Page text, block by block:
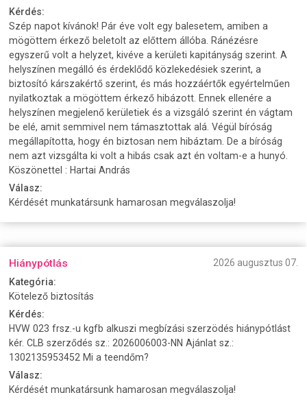
Kérdés:
Szép napot kívánok! Pár éve volt egy balesetem, amiben a
mögöttem érkező beletolt az előttem állóba. Ránézésre
egyszerű volt a helyzet, kivéve a kerületi kapitányság szerint. A
helyszínen megálló és érdeklődő közlekedésiek szerint, a
biztosító kárszakértő szerint, és más hozzáértők egyértelműen
nyilatkoztak a mögöttem érkező hibázott. Ennek ellenére a
helyszínen megjelenő kerületiek és a vizsgáló szerint én vágtam
be elé, amit semmivel nem támasztottak alá. Végül bíróság
megállapította, hogy én biztosan nem hibáztam. De a bíróság
nem azt vizsgálta ki volt a hibás csak azt én voltam-e a hunyó.
Köszönettel : Hartai András
Válasz:
Kérdését munkatársunk hamarosan megválaszolja!
Hiánypótlás
2026 augusztus 07.
Kategória:
Kötelező biztosítás
Kérdés:
HVW 023 frsz.-u kgfb alkuszi megbízási szerzödés hiánypótlást
kér. CLB szerződés sz.: 2026006003-NN Ajánlat sz.:
1302135953452 Mi a teendőm?
Válasz:
Kérdését munkatársunk hamarosan megválaszolja!